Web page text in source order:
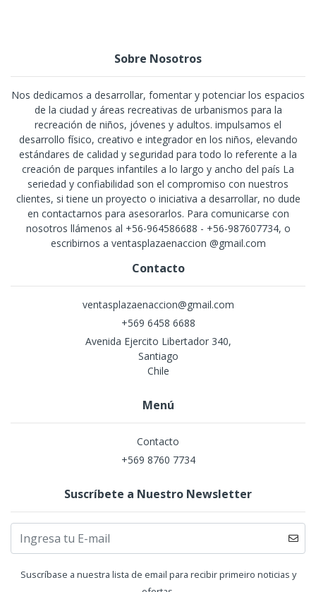
Sobre Nosotros
Nos dedicamos a desarrollar, fomentar y potenciar los espacios
de la ciudad y áreas recreativas de urbanismos para la
recreación de niños, jóvenes y adultos. impulsamos el
desarrollo físico, creativo e integrador en los niños, elevando
estándares de calidad y seguridad para todo lo referente a la
creación de parques infantiles a lo largo y ancho del país La
seriedad y confiabilidad son el compromiso con nuestros
clientes, si tiene un proyecto o iniciativa a desarrollar, no dude
en contactarnos para asesorarlos. Para comunicarse con
nosotros llámenos al +56-964586688 - +56-987607734, o
escribirnos a ventasplazaenaccion @gmail.com
Contacto
ventasplazaenaccion@gmail.com
+569 6458 6688
Avenida Ejercito Libertador 340,
Santiago
Chile
Menú
Contacto
+569 8760 7734
Suscríbete a Nuestro Newsletter
Suscríbase a nuestra lista de email para recibir primeiro noticias y